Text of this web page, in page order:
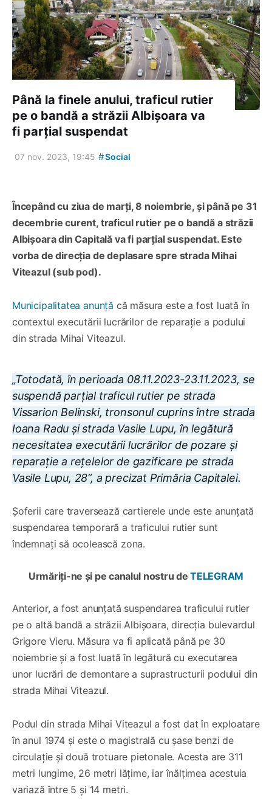
Până la finele anului, traficul rutier
pe o bandă a străzii Albișoara va
fi parțial suspendat
07 nov. 2023, 19:45 #Social
Începând cu ziua de marți, 8 noiembrie, și până pe 31
decembrie curent, traficul rutier pe o bandă a străzii
Albișoara din Capitală va fi parțial suspendat. Este
vorba de direcția de deplasare spre strada Mihai
Viteazul (sub pod).
Municipalitatea anunță că măsura este a fost luată în
contextul executării lucrărilor de reparație a podului
din strada Mihai Viteazul.
„Totodată, în perioada 08.11.2023-23.11.2023, se
suspendă parțial traficul rutier pe strada
Vissarion Belinski, tronsonul cuprins între strada
Ioana Radu și strada Vasile Lupu, în legătură
necesitatea executării lucrărilor de pozare și
reparație a rețelelor de gazificare pe strada
Vasile Lupu, 28”, a precizat Primăria Capitalei.
Șoferii care traversează cartierele unde este anunțată
suspendarea temporară a traficului rutier sunt
îndemnați să ocolească zona.
Urmăriți-ne și pe canalul nostru de TELEGRAM
Anterior, a fost anunțată suspendarea traficului rutier
pe o altă bandă a străzii Albișoara, direcția bulevardul
Grigore Vieru. Măsura va fi aplicată până pe 30
noiembrie și a fost luată în legătură cu executarea
unor lucrări de demontare a suprastructurii podului din
strada Mihai Viteazul.
Podul din strada Mihai Viteazul a fost dat în exploatare
în anul 1974 și este o magistrală cu șase benzi de
circulație și două trotuare pietonale. Acesta are 311
metri lungime, 26 metri lățime, iar înălțimea acestuia
variază între 5 și 14 metri.